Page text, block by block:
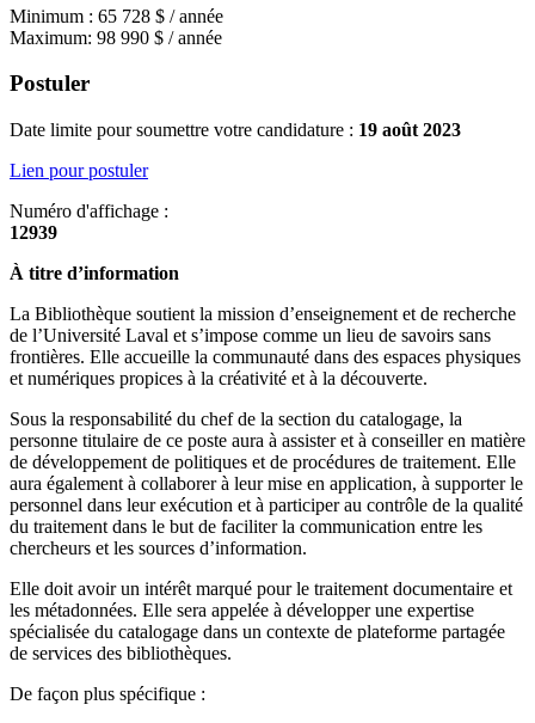
Minimum : 65 728 $ / année
Maximum: 98 990 $ / année
Postuler
Date limite pour soumettre votre candidature : 19 août 2023
Lien pour postuler
Numéro d'affichage :
12939
À titre d’information
La Bibliothèque soutient la mission d’enseignement et de recherche
de l’Université Laval et s’impose comme un lieu de savoirs sans
frontières. Elle accueille la communauté dans des espaces physiques
et numériques propices à la créativité et à la découverte.
Sous la responsabilité du chef de la section du catalogage, la
personne titulaire de ce poste aura à assister et à conseiller en matière
de développement de politiques et de procédures de traitement. Elle
aura également à collaborer à leur mise en application, à supporter le
personnel dans leur exécution et à participer au contrôle de la qualité
du traitement dans le but de faciliter la communication entre les
chercheurs et les sources d’information.
Elle doit avoir un intérêt marqué pour le traitement documentaire et
les métadonnées. Elle sera appelée à développer une expertise
spécialisée du catalogage dans un contexte de plateforme partagée
de services des bibliothèques.
De façon plus spécifique :